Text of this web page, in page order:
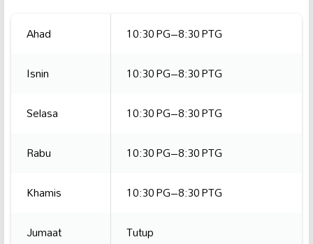
Ahad
10:30 PG–8:30 PTG
Isnin
10:30 PG–8:30 PTG
Selasa
10:30 PG–8:30 PTG
Rabu
10:30 PG–8:30 PTG
Khamis
10:30 PG–8:30 PTG
Jumaat
Tutup